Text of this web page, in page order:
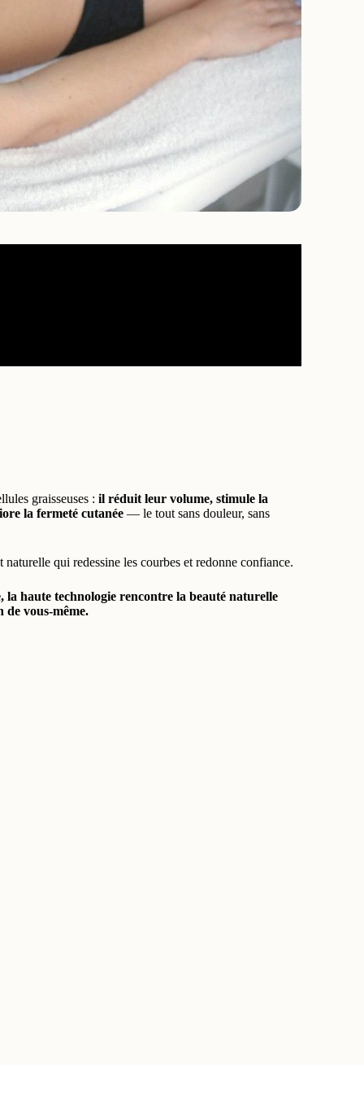
graisseuses : il réduit leur volume, stimule la
la fermeté cutanée — le tout sans douleur, sans
qui redessine les courbes et redonne confiance.
haute technologie rencontre la beauté naturelle
vous-même.